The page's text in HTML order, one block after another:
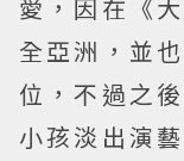
愛，因在《
全亞洲，並
位，不過之
小孩淡出演